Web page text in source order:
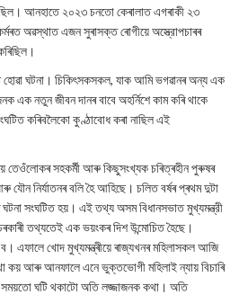
আনহাতে ২০২৩ চনতো কেৰালাত এগৰাকী ২৩
কৰ্মৰত অৱস্থাত এজন সুৰাসক্ত ৰোগীয়ে অস্ত্রোপচাৰৰ
হোৱা ঘটনা। চিকিৎসকসকল, যাক আমি ভগৱানৰ অন্য এক
এক নতুন জীবন দানৰ বাবে অহর্নিশে কাম কৰি থাকে
কৰিবলৈকো কুণ্ঠাবোধ কৰা নাছিল এই
তেওঁলোকৰ সহকৰ্মী আৰু কিছুসংখ্যক চৰিত্ৰহীন পুৰুষৰ
যৌন নিৰ্যাতনৰ বলি হৈ আহিছে। চলিত বৰ্ষৰ প্ৰথম দুটা
সংঘটিত হয়। এই তথ্য অসম বিধানসভাত মুখ্যমন্ত্রী
তথ্যতেই এক ভয়ংকৰ দিশ উন্মোচিত হৈছে।
এফালে খোদ মুখ্যমন্ত্ৰীয়ে ৰাজ্যখনৰ মহিলাসকল আজি
কয় আৰু আনফালে এনে ভুক্তভোগী মহিলাই ন্যায় বিচাৰি
সময়তো ঘটি থকাটো অতি লজ্জাজনক কথা। অতি